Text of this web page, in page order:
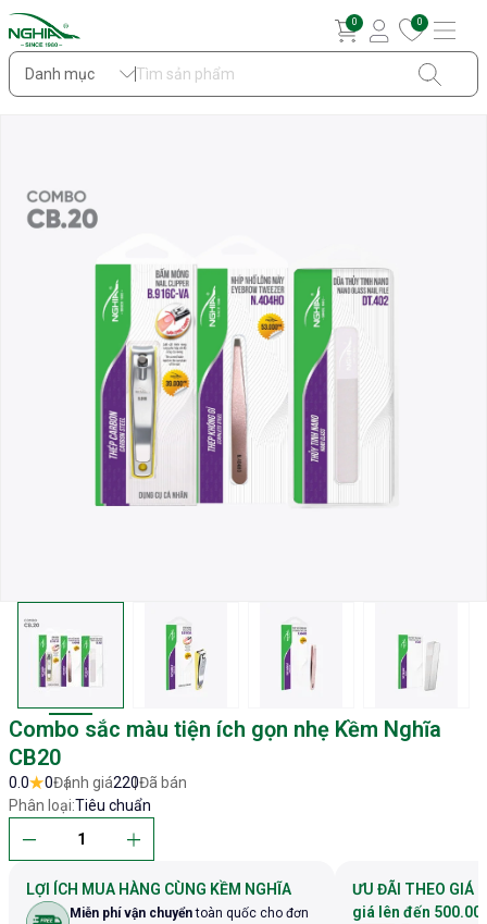
Danh mục
0 0
Combo sắc màu tiện ích gọn nhẹ Kềm Nghĩa
CB20
0.0 0Đánh giá220Đã bán
Phân loại:Tiêu chuẩn
LỢI ÍCH MUA HÀNG CÙNG KỀM NGHĨA
Miễn phí vận chuyểntoàn quốc cho đơn
ƯU ĐÃI THEO GIÁ
giá lên đến